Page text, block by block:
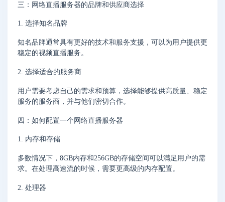
三：网络直播服务器的品牌和供应商选择
1. 选择知名品牌
知名品牌通常具有更好的技术和服务支援，可以为用户提供更
稳定的视频直播服务。
2. 选择适合的服务商
用户需要考虑自己的需求和预算，选择能够提供高质量、稳定
服务的服务商，并与他们密切合作。
四：如何配置一个网络直播服务器
1. 内存和存储
多数情况下，8GB内存和256GB的存储空间可以满足用户的需
求。在处理高速流的时候，需要更高级的内存配置。
2. 处理器